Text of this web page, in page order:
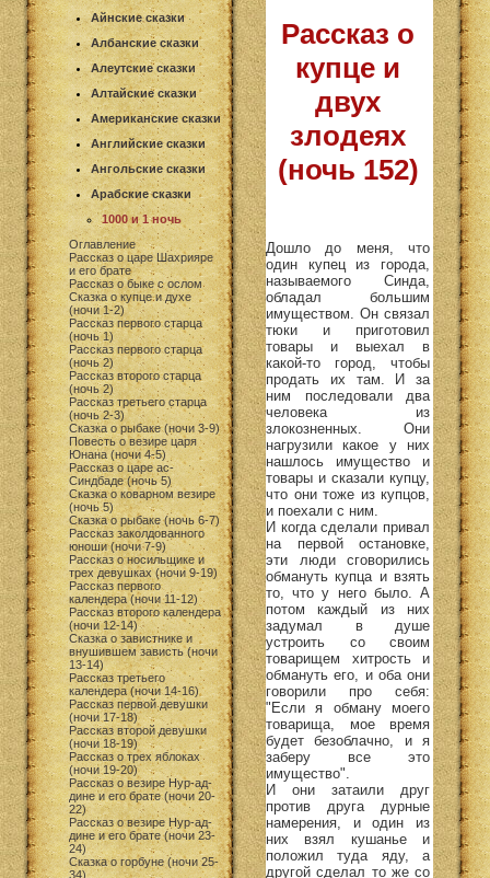
Айнские сказки
Албанские сказки
Алеутские сказки
Алтайские сказки
Американские сказки
Английские сказки
Ангольские сказки
Арабские сказки
1000 и 1 ночь
Оглавление
Рассказ о царе Шахрияре
и его брате
Рассказ о быке с ослом
Сказка о купце и духе
(ночи 1-2)
Рассказ первого старца
(ночь 1)
Рассказ первого старца
(ночь 2)
Рассказ второго старца
(ночь 2)
Рассказ третьего старца
(ночь 2-3)
Сказка о рыбаке (ночи 3-9)
Повесть о везире царя
Юнана (ночи 4-5)
Рассказ о царе ас-
Синдбаде (ночь 5)
Сказка о коварном везире
(ночь 5)
Сказка о рыбаке (ночь 6-7)
Рассказ заколдованного
юноши (ночи 7-9)
Рассказ о носильщике и
трех девушках (ночи 9-19)
Рассказ первого
календера (ночи 11-12)
Рассказ второго календера
(ночи 12-14)
Сказка о завистнике и
внушившем зависть (ночи
13-14)
Рассказ третьего
календера (ночи 14-16)
Рассказ первой девушки
(ночи 17-18)
Рассказ второй девушки
(ночи 18-19)
Рассказ о трех яблоках
(ночи 19-20)
Рассказ о везире Нур-ад-
дине и его брате (ночи 20-
22)
Рассказ о везире Нур-ад-
дине и его брате (ночи 23-
24)
Сказка о горбуне (ночи 25-
34)
Рассказ о
купце и
двух
злодеях
(ночь 152)
Дошло до меня, что
один купец из города,
называемого Синда,
обладал большим
имуществом. Он связал
тюки и приготовил
товары и выехал в
какой-то город, чтобы
продать их там. И за
ним последовали два
человека из
злокозненных. Они
нагрузили какое у них
нашлось имущество и
товары и сказали купцу,
что они тоже из купцов,
и поехали с ним.
И когда сделали привал
на первой остановке,
эти люди сговорились
обмануть купца и взять
то, что у него было. А
потом каждый из них
задумал в душе
устроить со своим
товарищем хитрость и
обмануть его, и оба они
говорили про себя:
"Если я обману моего
товарища, мое время
будет безоблачно, и я
заберу все это
имущество".
И они затаили друг
против друга дурные
намерения, и один из
них взял кушанье и
положил туда яду, а
другой сделал то же со